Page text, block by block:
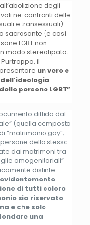
degli
nei confronti delle
e transessuali).
sacrosante (e così
LGBT non
modo stereotipato,
il
un vero e
persone LGBT”.
diffida dal
(quella composta
“matrimonio gay”,
dello stesso
dai matrimoni tra
omogenitoriali”
distinte
di tutti coloro
sia riservato
e che solo
una